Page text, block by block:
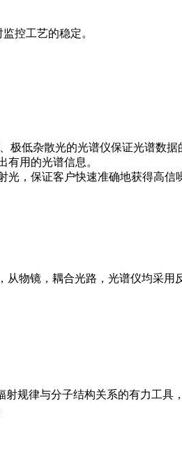
控工艺的稳定。
极低杂散光的光谱仪保证光谱数
用的光谱信息。
，保证客户快速准确地获得高信
物镜，耦合光路，光谱仪均采
规律与分子结构关系的有力工具